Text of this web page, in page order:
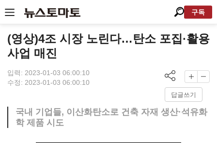
구독
(영상)4조 시장 노린다…탄소 포집·활용
사업 매진
입력: 2023-01-03 06:00:10
수정: 2023-01-03 06:00:10
답글쓰기
국내 기업들, 이산화탄소로 건축 자재 생산·석유화
학 제품 시도